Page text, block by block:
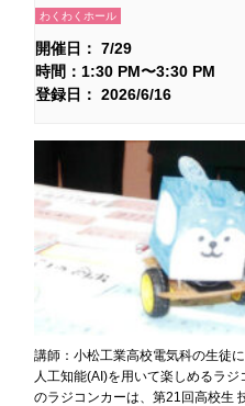
わくわくホール
開催日： 7/29
時間：1:30 PM〜3:30 PM
登録日： 2026/6/16
講師：小松工業高校電気科の生徒
人工知能(AI)を用いて楽しめるラ
のラジコンカーは、第21回高校生